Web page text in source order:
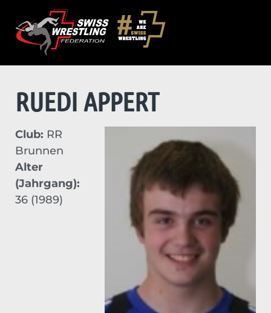
RUEDI APPERT
Club: RR
Brunnen
Alter
(Jahrgang):
36 (1989)